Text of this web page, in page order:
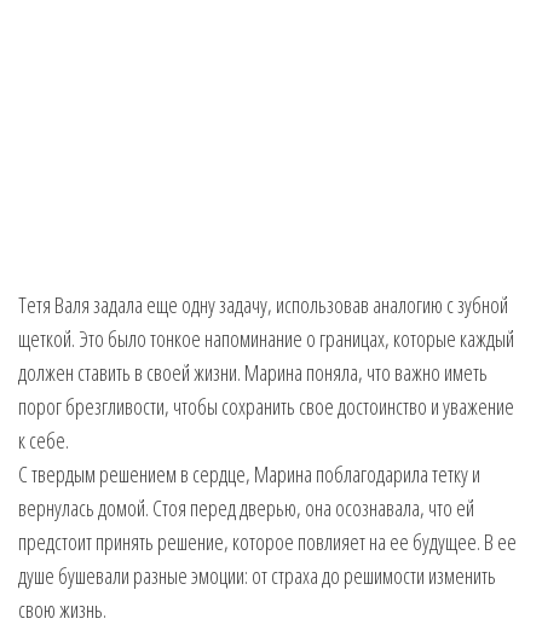
Тетя Валя задала еще одну задачу, использовав аналогию с зубной
щеткой. Это было тонкое напоминание о границах, которые каждый
должен ставить в своей жизни. Марина поняла, что важно иметь
порог брезгливости, чтобы сохранить свое достоинство и уважение
к себе.
С твердым решением в сердце, Марина поблагодарила тетку и
вернулась домой. Стоя перед дверью, она осознавала, что ей
предстоит принять решение, которое повлияет на ее будущее. В ее
душе бушевали разные эмоции: от страха до решимости изменить
свою жизнь.